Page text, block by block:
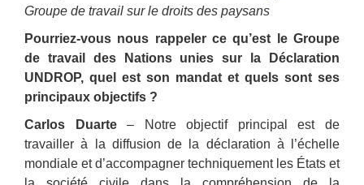
Groupe de travail sur le droits des paysans
Pourriez-vous nous rappeler ce qu’est le Groupe
de travail des Nations unies sur la Déclaration
UNDROP, quel est son mandat et quels sont ses
principaux objectifs ?
Carlos Duarte– Notre objectif principal est de
travailler à la diffusion de la déclaration à l’échelle
mondiale et d’accompagner techniquement les États et